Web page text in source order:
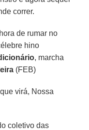
correr.
de rumar no
hino
, marcha
(FEB)
virá, Nossa
coletivo das